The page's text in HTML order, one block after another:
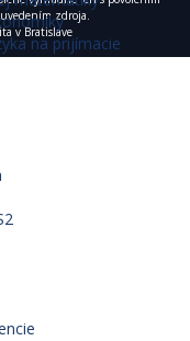
na prijímacie
zdroja.
v Bratislave